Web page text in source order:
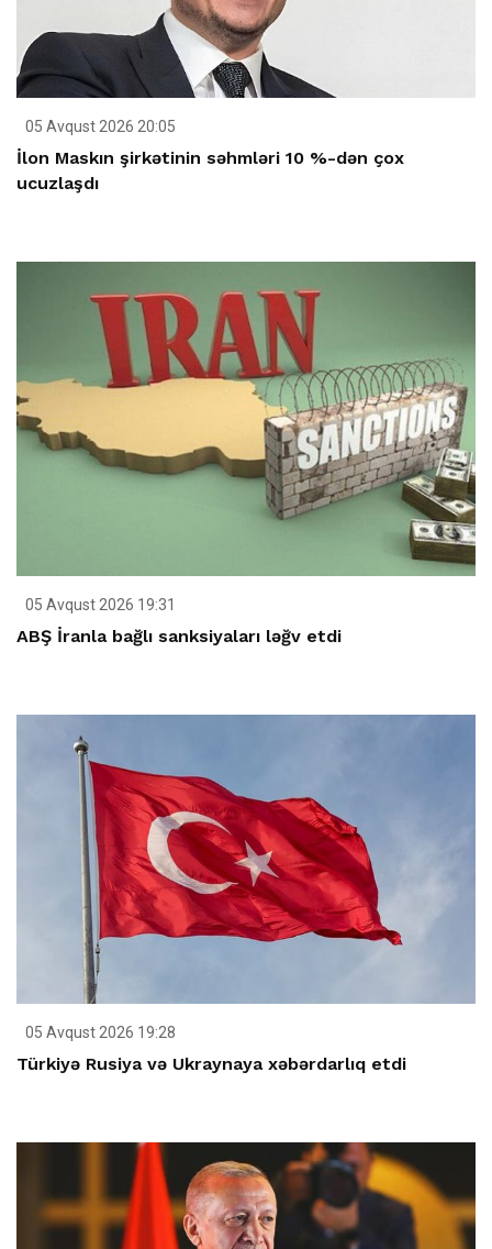
05 Avqust 2026 20:05
İlon Maskın şirkətinin səhmləri 10 %-dən çox
ucuzlaşdı
05 Avqust 2026 19:31
ABŞ İranla bağlı sanksiyaları ləğv etdi
05 Avqust 2026 19:28
Türkiyə Rusiya və Ukraynaya xəbərdarlıq etdi